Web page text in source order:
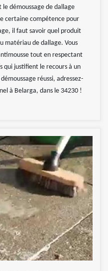
démoussage de dallage
certaine compétence pour
il faut savoir quel produit
matériau de dallage. Vous
tout en respectant
qui justifient le recours à un
réussi, adressez-
à Belarga, dans le 34230 !